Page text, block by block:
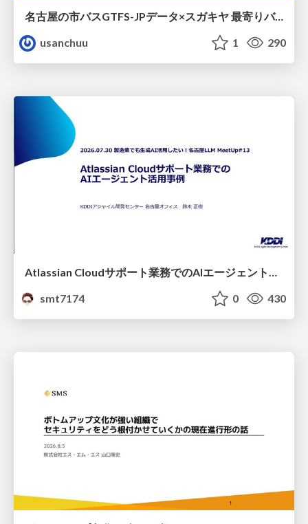
名古屋の市バスGTFS-JPデータ×スガキヤ 最寄りバス停検索をAmazon ElastiCache Serverless for Valkeyで最適化する
usanchuu
1 290
Atlassian Cloudサポート業務でのAIエージェント活用事例
smt7174
0 430